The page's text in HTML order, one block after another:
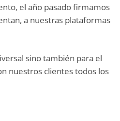
el año pasado firmamos
a nuestras plataformas
sino también para el
nuestros clientes todos los